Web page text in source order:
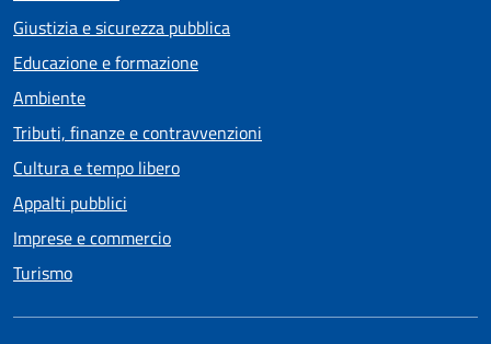
Giustizia e sicurezza pubblica
Educazione e formazione
Ambiente
Tributi, finanze e contravvenzioni
Cultura e tempo libero
Appalti pubblici
Imprese e commercio
Turismo